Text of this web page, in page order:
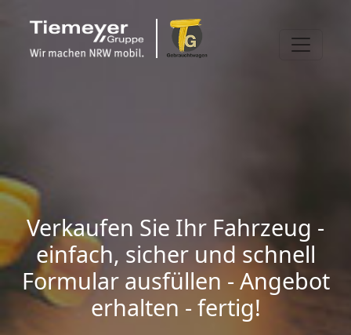
Verkaufen Sie Ihr Fahrzeug -
einfach, sicher und schnell
Formular ausfüllen - Angebot
erhalten - fertig!